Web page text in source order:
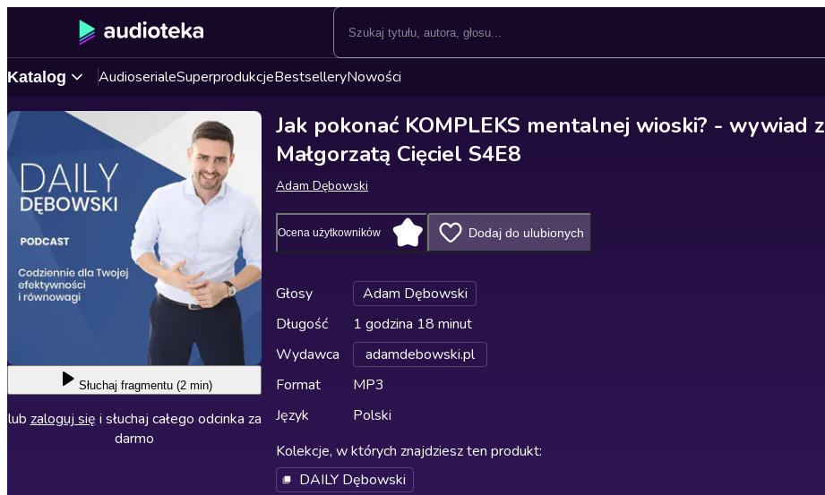
Katalog AudioserialeSuperprodukcjeBestselleryNowości
Słuchaj fragmentu (2 min)
lub zaloguj się i słuchaj całego odcinka za
darmo
Jak pokonać KOMPLEKS mentalnej wioski? - wywiad z
Małgorzatą Cięciel S4E8
Adam Dębowski
Ocena użytkowników Dodaj do ulubionych
Głosy
Adam Dębowski
Długość
1 godzina 18 minut
Wydawca
adamdebowski.pl
Format
MP3
Język
Polski
Kolekcje, w których znajdziesz ten produkt:
DAILY Dębowski